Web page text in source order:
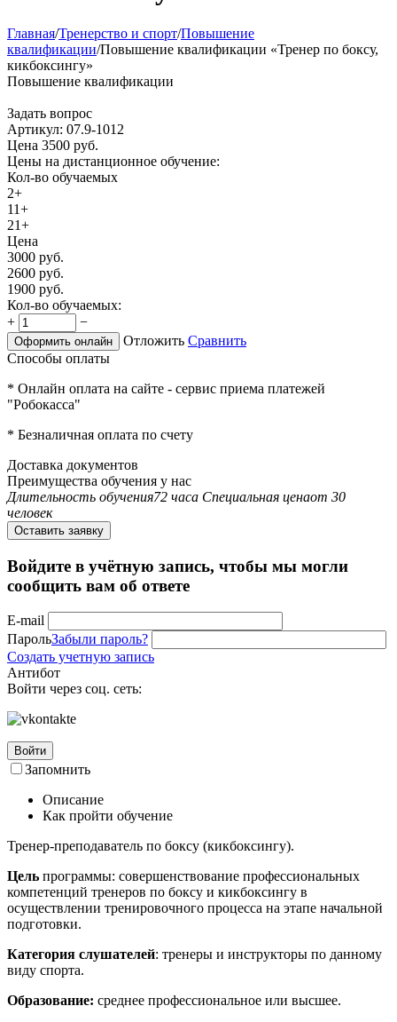
Главная/Тренерство и спорт/Повышение
квалификации/Повышение квалификации «Тренер по боксу,
кикбоксингу»
Повышение квалификации
Задать вопрос
Артикул: 07.9-1012
Цена 3500 руб.
Цены на дистанционное обучение:
Кол-во обучаемых
2+
11+
21+
Цена
3000 руб.
2600 руб.
1900 руб.
Кол-во обучаемых:
+
−
Оформить онлайн Отложить Сравнить
Способы оплаты
* Онлайн оплата на сайте - сервис приема платежей
"Робокасса"
* Безналичная оплата по счету
Доставка документов
Преимущества обучения у нас
Длительность обучения72 часа Специальная ценаот 30
человек
Оставить заявку
Войдите в учётную запись, чтобы мы могли
сообщить вам об ответе
E-mail
ПарольЗабыли пароль?
Создать учетную запись
Антибот
Войти через соц. сеть:
Войти
Запомнить
Описание
Как пройти обучение
Тренер-преподаватель по боксу (кикбоксингу).
Цель программы: совершенствование профессиональных
компетенций тренеров по боксу и кикбоксингу в
осуществлении тренировочного процесса на этапе начальной
подготовки.
Категория слушателей: тренеры и инструкторы по данному
виду спорта.
Образование: среднее профессиональное или высшее.